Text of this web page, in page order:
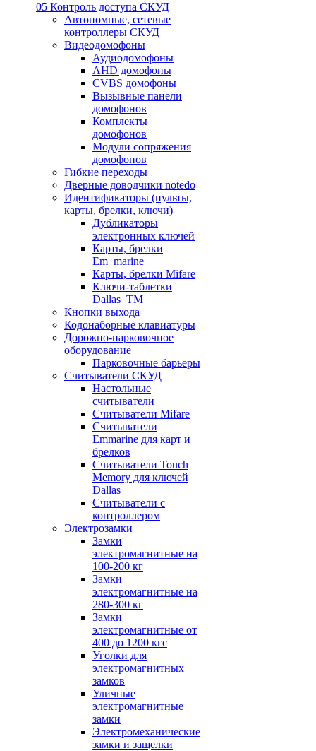
05 Контроль доступа СКУД
Автономные, сетевые
контроллеры СКУД
Видеодомофоны
Аудиодомофоны
AHD домофоны
CVBS домофоны
Вызывные панели
домофонов
Комплекты
домофонов
Модули сопряжения
домофонов
Гибкие переходы
Дверные доводчики notedo
Идентификаторы (пульты,
карты, брелки, ключи)
Дубликаторы
электронных ключей
Карты, брелки
Em_marine
Карты, брелки Mifare
Ключи-таблетки
Dallas_TM
Кнопки выхода
Кодонаборные клавиатуры
Дорожно-парковочное
оборудование
Парковочные барьеры
Считыватели СКУД
Настольные
считыватели
Считыватели Mifare
Считыватели
Emmarine для карт и
брелков
Считыватели Touch
Memory для ключей
Dallas
Считыватели с
контроллером
Электрозамки
Замки
электромагнитные на
100-200 кг
Замки
электромагнитные на
280-300 кг
Замки
электромагнитные от
400 до 1200 кгс
Уголки для
электромагнитных
замков
Уличные
электромагнитные
замки
Электромеханические
замки и защелки